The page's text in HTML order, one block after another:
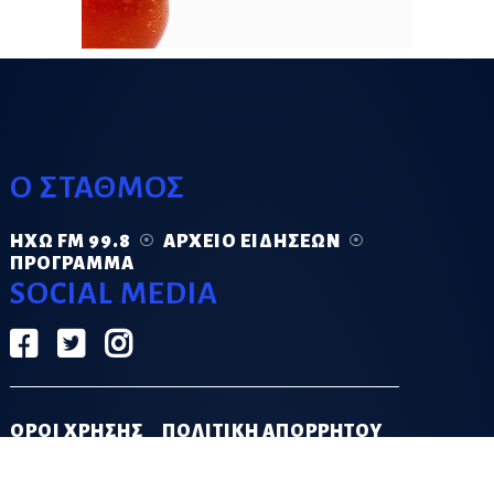
Ο ΣΤΑΘΜΟΣ
ΗΧΏ FM 99.8
ΑΡΧΕΊΟ ΕΙΔΉΣΕΩΝ
ΠΡΌΓΡΑΜΜΑ
SOCIAL MEDIA
ΟΡΟΙ ΧΡΗΣΗΣ ΠΟΛΙΤΙΚΗ ΑΠΟΡΡΗΤΟΥ